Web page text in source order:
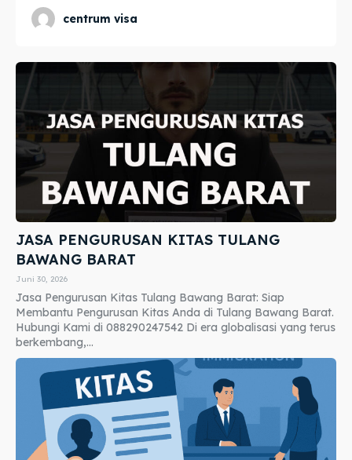
centrum visa
JASA PENGURUSAN KITAS TULANG
BAWANG BARAT
Juni 30, 2026
Jasa Pengurusan Kitas Tulang Bawang Barat: Siap
Membantu Pengurusan Kitas Anda di Tulang Bawang Barat.
Hubungi Kami di 088290247542 Di era globalisasi yang terus
berkembang,...